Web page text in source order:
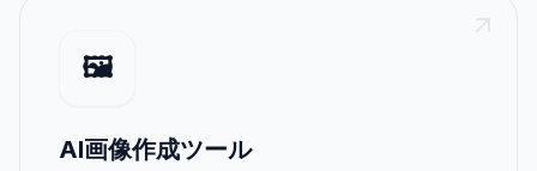
🖼️
AI画像作成ツール